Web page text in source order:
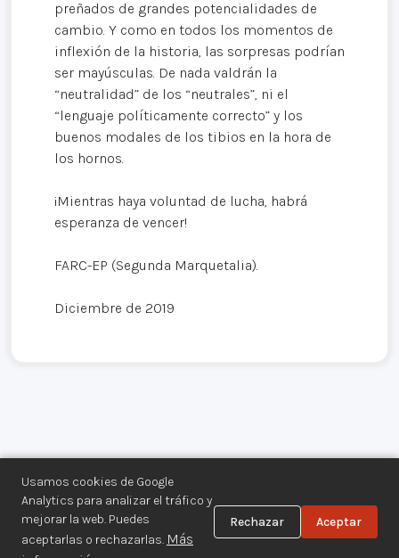
Usamos cookies de Google
Analytics para analizar el tráfico y
mejorar la web. Puedes
aceptarlas o rechazarlas. Más
Rechazar Aceptar
preñados de grandes potencialidades de
cambio. Y como en todos los momentos de
inflexión de la historia, las sorpresas podrían
ser mayúsculas. De nada valdrán la
“neutralidad” de los “neutrales”, ni el
“lenguaje políticamente correcto” y los
buenos modales de los tibios en la hora de
los hornos.
¡Mientras haya voluntad de lucha, habrá
esperanza de vencer!
FARC-EP (Segunda Marquetalia).
Diciembre de 2019
Centro de Documentación de los
Movimientos Armados©